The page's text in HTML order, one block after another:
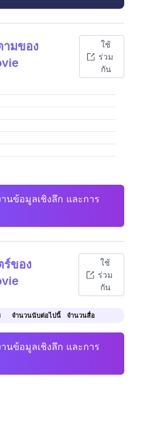
ามของ
ใช้
ร่วม
กัน
นข้อมูลเชิงลึก และการ
ร์ของ
ใช้
ร่วม
กัน
จำนวนนับต่อไปนี้ จำนวนสื่อ
นข้อมูลเชิงลึก และการ